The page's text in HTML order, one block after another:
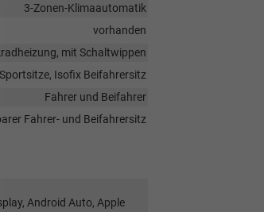
3-Zonen-Klimaautomatik
vorhanden
mit Schaltwippen
Isofix Beifahrersitz
Fahrer und Beifahrer
Fahrer- und Beifahrersitz
Android Auto, Apple